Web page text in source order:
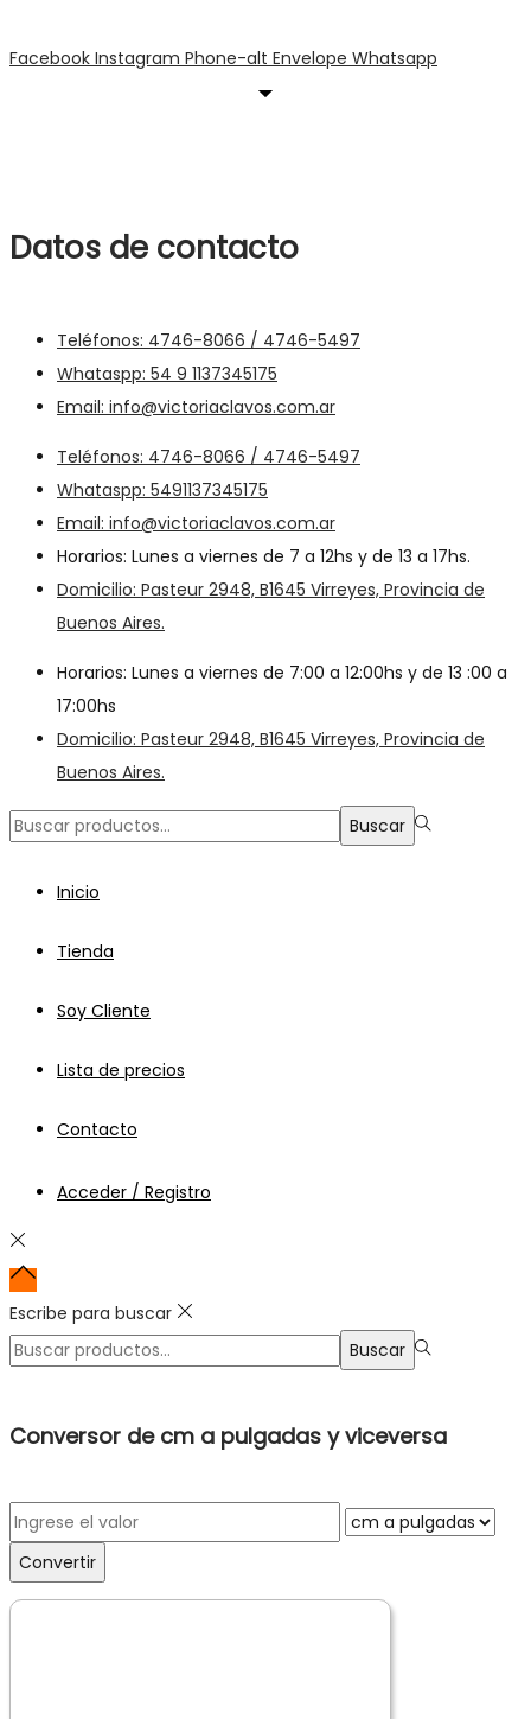
Facebook Instagram Phone-alt Envelope Whatsapp
Datos de contacto
Teléfonos: 4746-8066 / 4746-5497
Whataspp: 54 9 1137345175
Email: info@victoriaclavos.com.ar
Teléfonos: 4746-8066 / 4746-5497
Whataspp: 5491137345175
Email: info@victoriaclavos.com.ar
Horarios: Lunes a viernes de 7 a 12hs y de 13 a 17hs.
Domicilio: Pasteur 2948, B1645 Virreyes, Provincia de
Buenos Aires.
Horarios: Lunes a viernes de 7:00 a 12:00hs y de 13 :00 a
17:00hs
Domicilio: Pasteur 2948, B1645 Virreyes, Provincia de
Buenos Aires.
Búsqueda
Buscar
Inicio
Tienda
Soy Cliente
Lista de precios
Contacto
Acceder / Registro
Escribe para buscar
Búsqueda
Buscar
Conversor de cm a pulgadas y viceversa
Convertir